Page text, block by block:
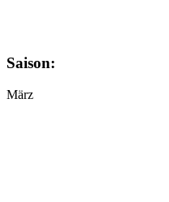
Saison:
März